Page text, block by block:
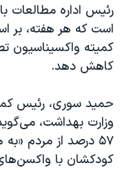
رئیس اداره مطالعات
است که هر هفته، بر
کمیته واکسیناسیون
کاهش دهد.
وزارت بهداشت،
۵۷ درصد از مردم‌
کودکشان با